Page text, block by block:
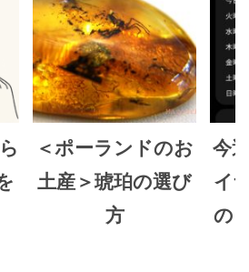
＜ポーランドのお
土産＞琥珀の選び
方
今
イ
の